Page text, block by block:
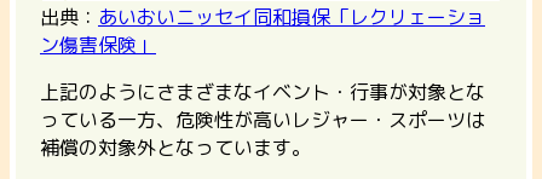
出典： あいおいニッセイ同和損保「レクリェーショ
ン傷害保険」
上記のようにさまざまなイベント・行事が対象とな
っている一方、危険性が高いレジャー・スポーツは
補償の対象外となっています。